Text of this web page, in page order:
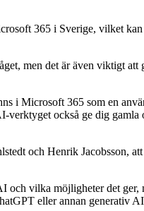
365 i Sverige, vilket
men det är även viktigt
i Microsoft 365 som en
också ge dig
och Henrik Jacobsson,
och vilka möjligheter det
eller annan generativ